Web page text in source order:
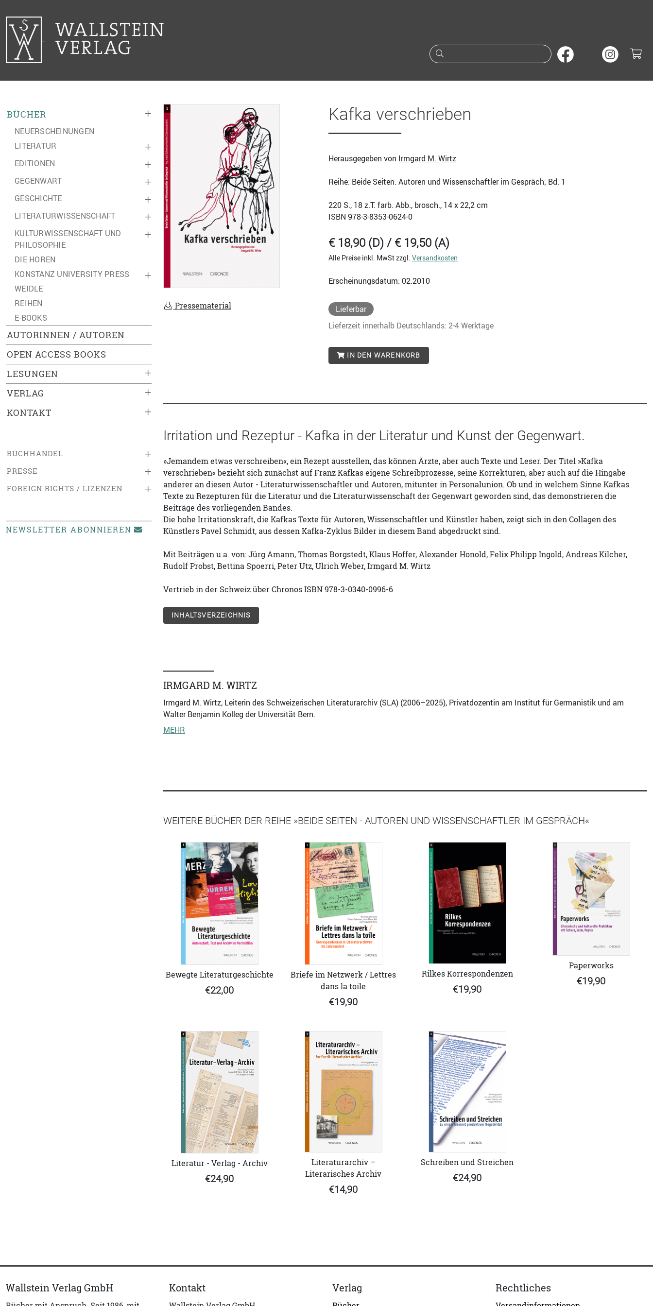
Suche nach Büchern oder
+
BÜCHER
NEUERSCHEINUNGEN
+
LITERATUR
+
EDITIONEN
+
GEGENWART
+
GESCHICHTE
+
LITERATURWISSENSCHAFT
+
KULTURWISSENSCHAFT UND
PHILOSOPHIE
DIE HOREN
+
KONSTANZ UNIVERSITY PRESS
WEIDLE
REIHEN
E-BOOKS
AUTORINNEN / AUTOREN
OPEN ACCESS BOOKS
+
LESUNGEN
+
VERLAG
+
KONTAKT
+
BUCHHANDEL
+
PRESSE
+
FOREIGN RIGHTS / LIZENZEN
NEWSLETTER ABONNIEREN
Pressematerial
Kafka verschrieben
Herausgegeben von Irmgard M. Wirtz
Reihe: Beide Seiten. Autoren und Wissenschaftler im Gespräch; Bd. 1
220 S., 18 z.T. farb. Abb., brosch., 14 x 22,2 cm
ISBN 978-3-8353-0624-0
€ 18,90 (D) / € 19,50 (A)
Alle Preise inkl. MwSt zzgl. Versandkosten
Erscheinungsdatum: 02.2010
Lieferbar
Lieferzeit innerhalb Deutschlands: 2-4 Werktage
IN DEN WARENKORB
Irritation und Rezeptur - Kafka in der Literatur und Kunst der Gegenwart.
»Jemandem etwas verschreiben«, ein Rezept ausstellen, das können Ärzte, aber auch Texte und Leser. Der Titel »Kafka
verschrieben« bezieht sich zunächst auf Franz Kafkas eigene Schreibprozesse, seine Korrekturen, aber auch auf die Hingabe
anderer an diesen Autor - Literaturwissenschaftler und Autoren, mitunter in Personalunion. Ob und in welchem Sinne Kafkas
Texte zu Rezepturen für die Literatur und die Literaturwissenschaft der Gegenwart geworden sind, das demonstrieren die
Beiträge des vorliegenden Bandes.
Die hohe Irritationskraft, die Kafkas Texte für Autoren, Wissenschaftler und Künstler haben, zeigt sich in den Collagen des
Künstlers Pavel Schmidt, aus dessen Kafka-Zyklus Bilder in diesem Band abgedruckt sind.
Mit Beiträgen u.a. von: Jürg Amann, Thomas Borgstedt, Klaus Hoffer, Alexander Honold, Felix Philipp Ingold, Andreas Kilcher,
Rudolf Probst, Bettina Spoerri, Peter Utz, Ulrich Weber, Irmgard M. Wirtz
Vertrieb in der Schweiz über Chronos ISBN 978-3-0340-0996-6
INHALTSVERZEICHNIS
IRMGARD M. WIRTZ
Irmgard M. Wirtz, Leiterin des Schweizerischen Literaturarchiv (SLA) (2006–2025), Privatdozentin am Institut für Germanistik und am
Walter Benjamin Kolleg der Universität Bern.
MEHR
WEITERE BÜCHER DER REIHE »BEIDE SEITEN - AUTOREN UND WISSENSCHAFTLER IM GESPRÄCH«
Bewegte Literaturgeschichte
€22,00
Briefe im Netzwerk / Lettres
dans la toile
€19,90
Rilkes Korrespondenzen
€19,90
Paperworks
€19,90
Literatur - Verlag - Archiv
€24,90
Literaturarchiv –
Literarisches Archiv
€14,90
Schreiben und Streichen
€24,90
Wallstein Verlag GmbH Kontakt Verlag Rechtliches